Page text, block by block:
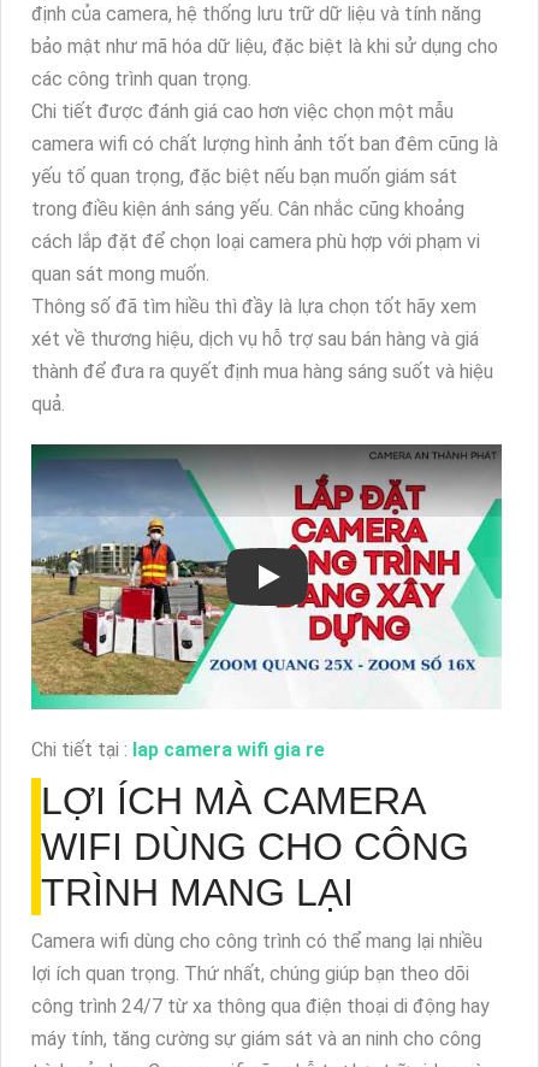
định của camera, hệ thống lưu trữ dữ liệu và tính năng
bảo mật như mã hóa dữ liệu, đặc biệt là khi sử dụng cho
các công trình quan trọng.
Chi tiết được đánh giá cao hơn việc chọn một mẫu
camera wifi có chất lượng hình ảnh tốt ban đêm cũng là
yếu tố quan trọng, đặc biệt nếu bạn muốn giám sát
trong điều kiện ánh sáng yếu. Cân nhắc cũng khoảng
cách lắp đặt để chọn loại camera phù hợp với phạm vi
quan sát mong muốn.
Thông số đã tìm hiều thì đầy là lựa chọn tốt hãy xem
xét về thương hiệu, dịch vụ hỗ trợ sau bán hàng và giá
thành để đưa ra quyết định mua hàng sáng suốt và hiệu
quả.
Chi tiết tại : lap camera wifi gia re
LỢI ÍCH MÀ CAMERA
WIFI DÙNG CHO CÔNG
TRÌNH MANG LẠI
Camera wifi dùng cho công trình có thể mang lại nhiều
lợi ích quan trọng. Thứ nhất, chúng giúp bạn theo dõi
công trình 24/7 từ xa thông qua điện thoại di động hay
máy tính, tăng cường sự giám sát và an ninh cho công